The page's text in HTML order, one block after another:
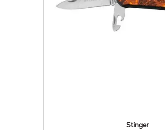
Stinger